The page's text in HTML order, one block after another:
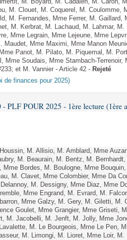
M. Boyard, M. Cadalen, M. Caron,
M. Clouet, M. Coquerel, M. Coulomme,
M. Fernandes, Mme Ferrer, M. Gaillard,
M. Kerbrat, M. Lachaud, M. Lahmar,
Mme Legrain, Mme Lejeune, Mme
Maudet, Mme Maximi, Mme Manon
Panot, M. Pilato, M. Piquemal, M.
Mme Soudais, Mme Stambach-
et M. Vannier - Article 42 - Rejeté
de finances pour 2025)
PLF POUR 2025 - 1ère lecture (1ère
M. Allisio, M. Amblard, Mme
M. Beaurain, M. Bentz, M.
Mme Bordes, M. Boulogne, Mme
M. Clavet, Mme Colombier, Mme Da
M. Dessigny, Mme Diaz, Mme
Mme Engrand, M. Evrard, M.
Mme Galzy, M. Gery, M. Giletti,
Goulet, Mme Grangier, Mme Griseti,
M. Jacobelli, M. Jenft, M. Jolly, Mme
M. Le Bourgeois, Mme Le Pen,
M. Limongi, M. Lioret, Mme Loir,